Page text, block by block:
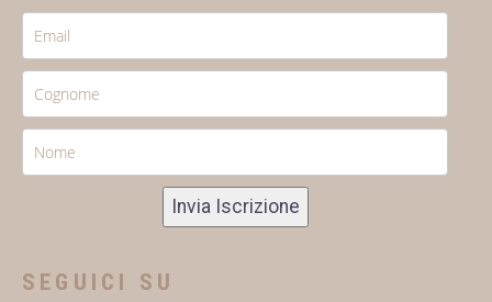
Invia Iscrizione
SEGUICI SU